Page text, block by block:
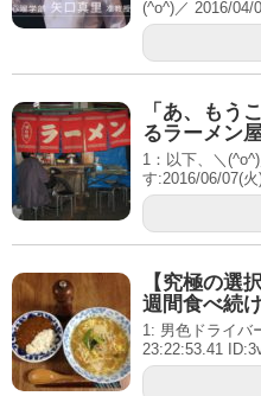
(^o^)／ 2016/04/
「あ、もう
るラーメン
1：以下、＼
す:2016/06/07(
【究極の選
週間食べ続
1: 男色ドライバ
23:22:53.41